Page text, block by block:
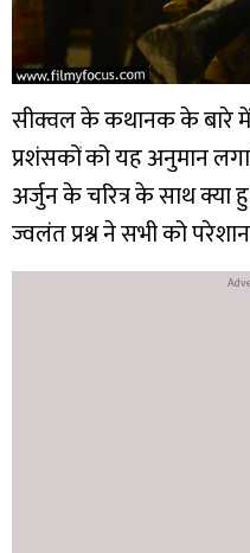
सीक्वल के कथानक के बारे में
प्रशंसकों को यह अनुमान
अर्जुन के चरित्र के साथ क्या
ज्वलंत प्रश्न ने सभी को